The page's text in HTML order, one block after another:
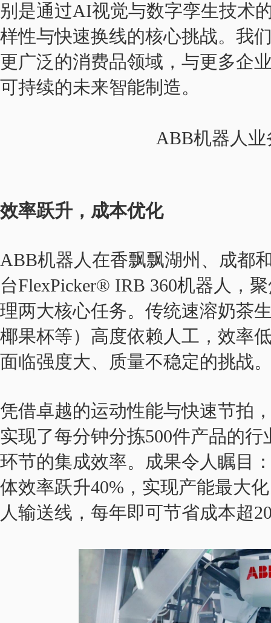
别是通过AI视觉与数字孪生技术
样性与快速换线的核心挑战。我
更广泛的消费品领域，与更多企
可持续的未来智能制造。
ABB机器人
效率跃升，成本优化
ABB机器人在香飘飘湖州、成都
台FlexPicker® IRB 360机器人，
理两大核心任务。传统速溶奶茶
椰果杯等）高度依赖人工，效率
面临强度大、质量不稳定的挑战
凭借卓越的运动性能与快速节拍
实现了每分钟分拣500件产品的
环节的集成效率。成果令人瞩目
体效率跃升40%，实现产能最大
人输送线，每年即可节省成本超